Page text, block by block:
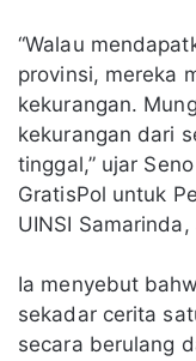
“Walau
provinsi, mereka
kekurangan.
kekurangan dari
tinggal,” ujar
GratisPol untuk
UINSI
Ia menyebut
sekadar cerita
secara berulang